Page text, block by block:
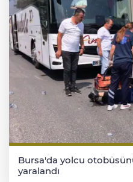
Bursa'da yolcu
yaralandı